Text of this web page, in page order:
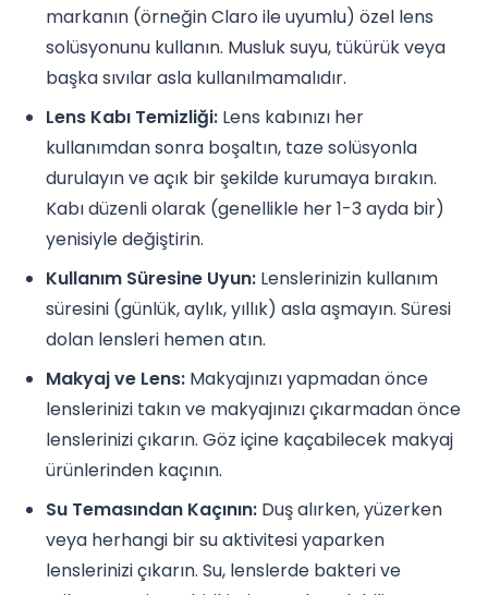
markanın (örneğin Claro ile uyumlu) özel lens
solüsyonunu kullanın. Musluk suyu, tükürük veya
başka sıvılar asla kullanılmamalıdır.
Lens Kabı Temizliği: Lens kabınızı her
kullanımdan sonra boşaltın, taze solüsyonla
durulayın ve açık bir şekilde kurumaya bırakın.
Kabı düzenli olarak (genellikle her 1-3 ayda bir)
yenisiyle değiştirin.
Kullanım Süresine Uyun: Lenslerinizin kullanım
süresini (günlük, aylık, yıllık) asla aşmayın. Süresi
dolan lensleri hemen atın.
Makyaj ve Lens: Makyajınızı yapmadan önce
lenslerinizi takın ve makyajınızı çıkarmadan önce
lenslerinizi çıkarın. Göz içine kaçabilecek makyaj
ürünlerinden kaçının.
Su Temasından Kaçının: Duş alırken, yüzerken
veya herhangi bir su aktivitesi yaparken
lenslerinizi çıkarın. Su, lenslerde bakteri ve